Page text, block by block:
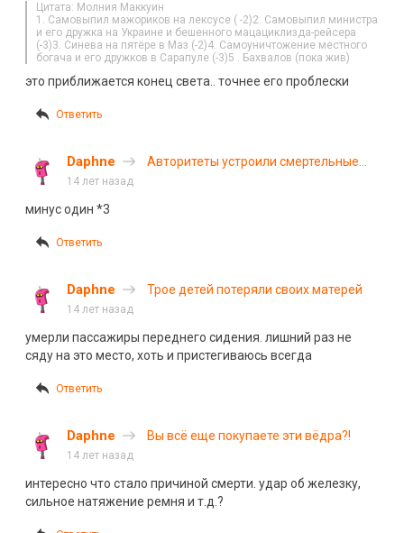
Цитата: Молния Маккуин
1. Самовыпил мажориков на лексусе ( -2)2. Самовыпил министра
и его дружка на Украине и бешенного мацациклизда-рейсера
(-3)3. Синева на пятёре в Маз (-2)4. Самоуничтожение местного
богача и его дружков в Сарапуле (-3)5 . Бахвалов (пока жив)
это приближается конец света.. точнее его проблески
Ответить
Daphne
Авторитеты устроили смертельные
14 лет назад
минус один *3
Ответить
Daphne Трое детей потеряли своих матерей
14 лет назад
умерли пассажиры переднего сидения. лишний раз не
сяду на это место, хоть и пристегиваюсь всегда
Ответить
Daphne Вы всё еще покупаете эти вёдра?!
14 лет назад
интересно что стало причиной смерти. удар об железку,
сильное натяжение ремня и т.д.?